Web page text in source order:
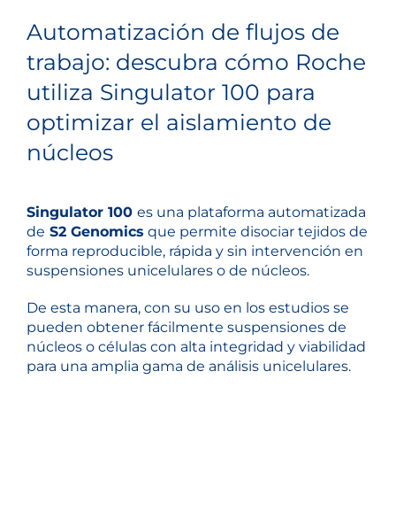
Automatización de flujos de
trabajo: descubra cómo Roche
utiliza Singulator 100 para
optimizar el aislamiento de
núcleos
Singulator 100 es una plataforma automatizada
de S2 Genomics que permite disociar tejidos de
forma reproducible, rápida y sin intervención en
suspensiones unicelulares o de núcleos.
De esta manera, con su uso en los estudios se
pueden obtener fácilmente suspensiones de
núcleos o células con alta integridad y viabilidad
para una amplia gama de análisis unicelulares.